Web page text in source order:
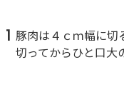
1 豚肉は４ｃｍ幅に切
切ってからひと口大